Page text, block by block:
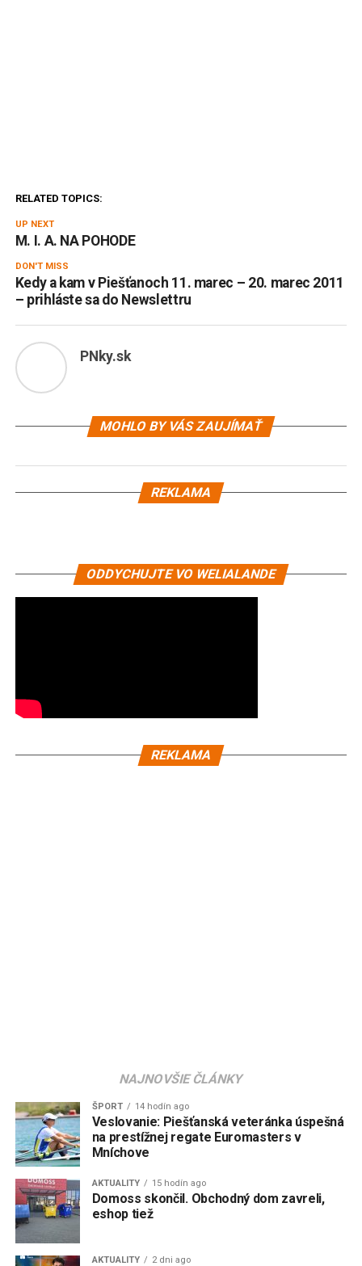
RELATED TOPICS:
UP NEXT
M. I. A. NA POHODE
DON'T MISS
Kedy a kam v Piešťanoch 11. marec – 20. marec 2011
– prihláste sa do Newslettru
PNky.sk
MOHLO BY VÁS ZAUJÍMAŤ
REKLAMA
ODDYCHUJTE VO WELIALANDE
REKLAMA
NAJNOVŠIE ČLÁNKY
ŠPORT 14 hodín ago
Veslovanie: Piešťanská veteránka úspešná
na prestížnej regate Euromasters v
Mníchove
AKTUALITY 15 hodín ago
Domoss skončil. Obchodný dom zavreli,
eshop tiež
AKTUALITY 2 dni ago